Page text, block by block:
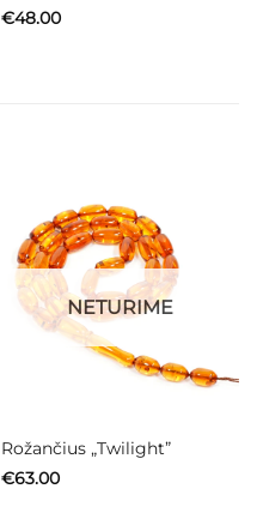
€48.00
NETURIME
Rožančius „Twilight”
€63.00